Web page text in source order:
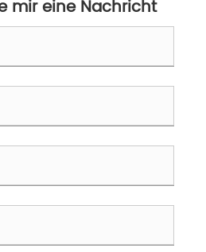
mir eine Nachricht